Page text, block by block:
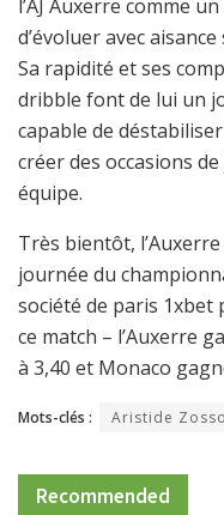
l’AJ Auxerre comme
d’évoluer avec
Sa rapidité et ses
dribble font de lui un
capable de
créer des occasions
équipe.
Très bientôt,
journée du
société de paris
ce match – l’Auxerre
à 3,40 et Monaco
Mots-clés : Aristide
Recommended